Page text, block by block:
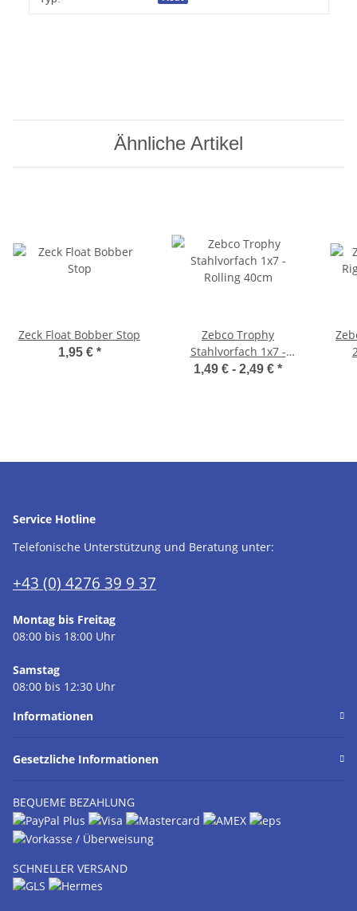
Ähnliche Artikel
Zeck Float Bobber Stop
1,95 € *
Zebco Trophy
Stahlvorfach 1x7 -
Rolling 40cm
1,49 € - 2,49 € *
Service Hotline
Telefonische Unterstützung und Beratung unter:
+43 (0) 4276 39 9 37
Montag bis Freitag
08:00 bis 18:00 Uhr
Samstag
08:00 bis 12:30 Uhr
Informationen
Gesetzliche Informationen
BEQUEME BEZAHLUNG
SCHNELLER VERSAND